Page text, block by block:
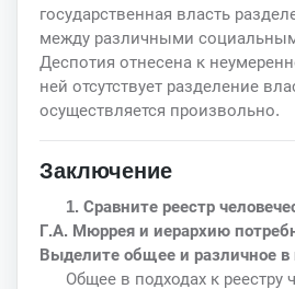
государственная власть
между различными
Деспотия отнесена к
ней отсутствует разделение
осуществляется произвольно.
Заключение
1. Сравните реестр
Г.А. Мюррея и иерархию
Выделите общее и различное в
Общее в подходах к реестру